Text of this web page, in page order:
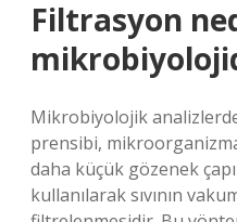
Filtrasyon
Mikrobiyolojik
prensibi,
daha küçük gözenek
kullanılarak sıvının